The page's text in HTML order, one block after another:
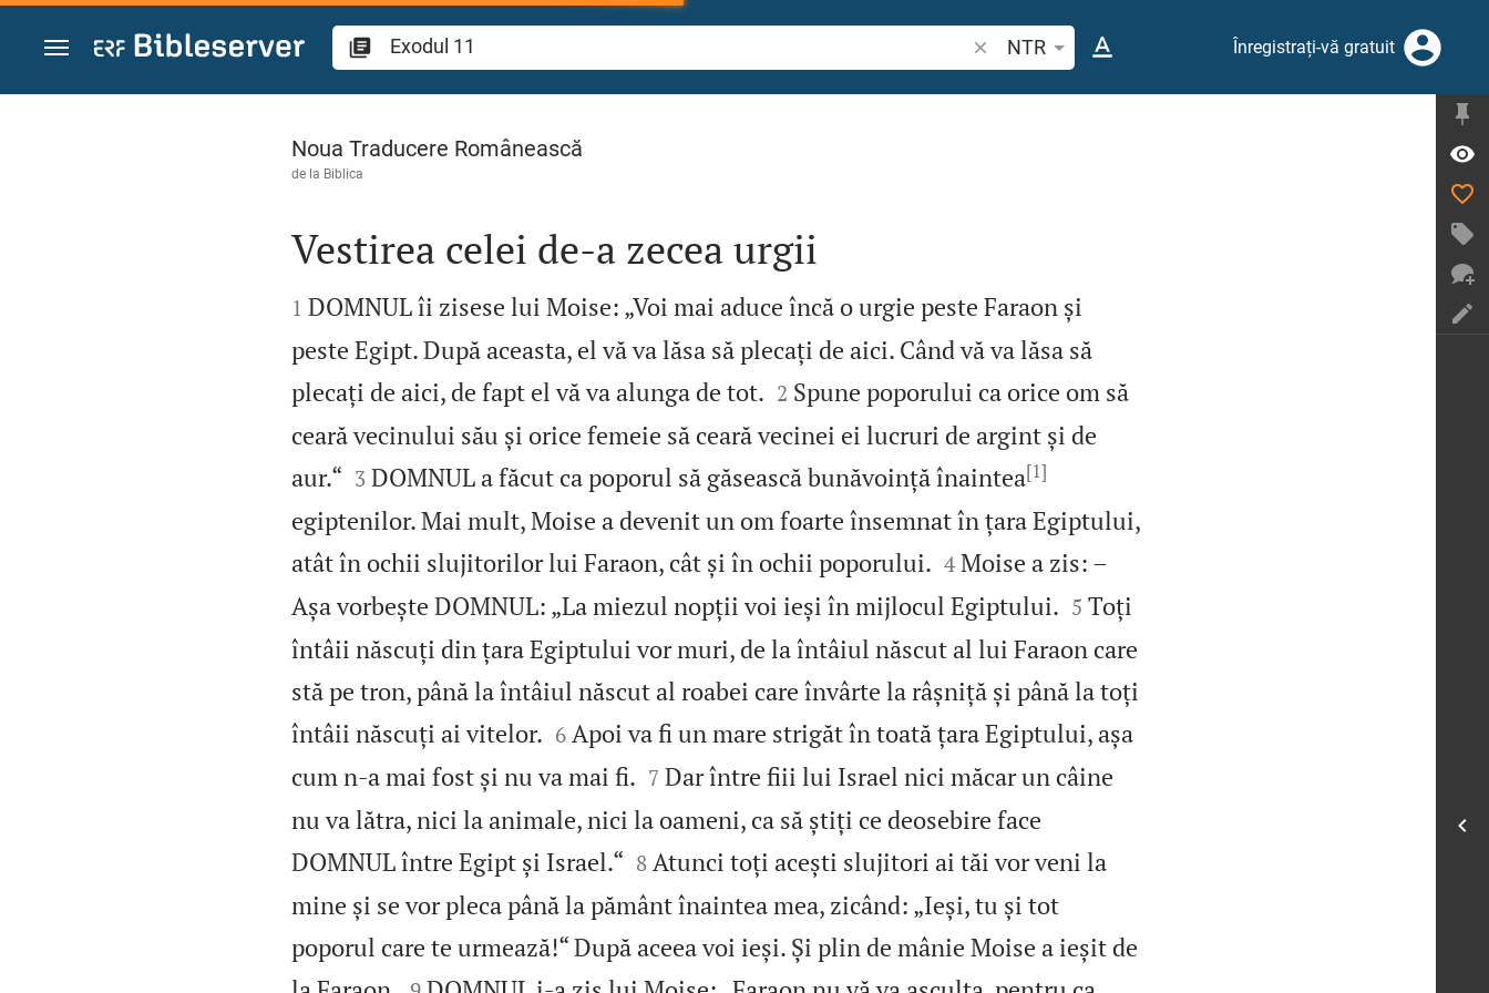
Sari la conținut
Căutați un verset biblic sau un cuvânt
NTR Înregistrați-vă gratuit
Exodul 11
Noua Traducere Românească
de la Biblica

Vestirea celei de‑a zecea urgii

1 DOMNUL îi zisese lui Moise: „Voi mai aduce încă o urgie peste Faraon și
peste Egipt. După aceasta, el vă va lăsa să plecați de aici. Când vă va lăsa să
plecați de aici, de fapt el vă va alunga de tot.
2 Spune poporului ca orice om să
ceară vecinului său și orice femeie să ceară vecinei ei lucruri de argint și de
aur.“
3 DOMNUL a făcut ca poporul să găsească bunăvoință înaintea[1]
egiptenilor. Mai mult, Moise a devenit un om foarte însemnat în țara Egiptului,
atât în ochii slujitorilor lui Faraon, cât și în ochii poporului.
4 Moise a zis: –
Așa vorbește DOMNUL: „La miezul nopții voi ieși în mijlocul Egiptului.
5 Toți
întâii născuți din țara Egiptului vor muri, de la întâiul născut al lui Faraon care
stă pe tron, până la întâiul născut al roabei care învârte la râșniță și până la toți
întâii născuți ai vitelor.
6 Apoi va fi un mare strigăt în toată țara Egiptului, așa
cum n‑a mai fost și nu va mai fi.
7 Dar între fiii lui Israel nici măcar un câine
nu va lătra, nici la animale, nici la oameni, ca să știți ce deosebire face
DOMNUL între Egipt și Israel.“
8 Atunci toți acești slujitori ai tăi vor veni la
mine și se vor pleca până la pământ înaintea mea, zicând: „Ieși, tu și tot
poporul care te urmează!“ După aceea voi ieși. Și plin de mânie Moise a ieșit de